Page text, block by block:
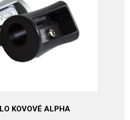
KOVOVÉ ALPHA